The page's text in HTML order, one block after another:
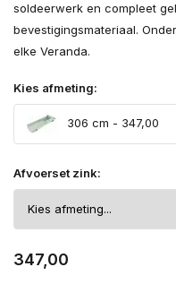
soldeerwerk en compleet
bevestigingsmateriaal.
elke Veranda.
Kies afmeting:
306 cm - 347,00
Afvoerset zink:
347,00